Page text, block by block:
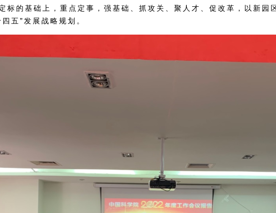
标的基础上，重点定事，强基础、抓攻关、聚人才、促改革，以新园
五”发展战略规划。